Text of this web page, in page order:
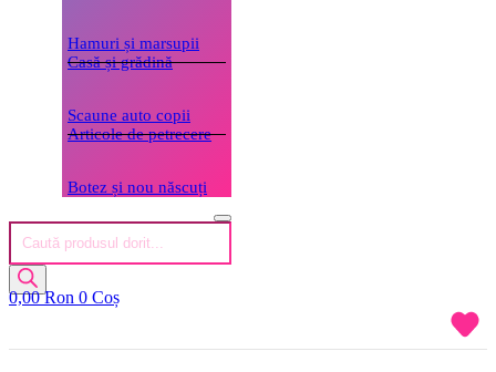
Hamuri și marsupii
Casă și grădină
Scaune auto copii
Articole de petrecere
Botez și nou născuți
search
0,00Ron 0 Coș